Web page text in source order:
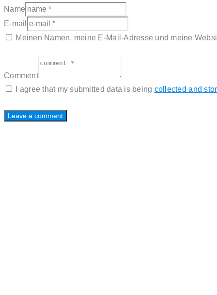
Name
E-mail
Meinen Namen, meine E-Mail-Adresse und meine
Comment
I agree that my submitted data is being collected and